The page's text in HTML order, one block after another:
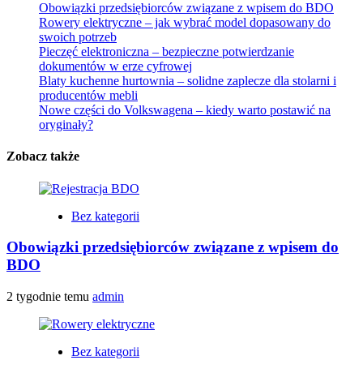
Obowiązki przedsiębiorców związane z wpisem do BDO
Rowery elektryczne – jak wybrać model dopasowany do
swoich potrzeb
Pieczęć elektroniczna – bezpieczne potwierdzanie
dokumentów w erze cyfrowej
Blaty kuchenne hurtownia – solidne zaplecze dla stolarni i
producentów mebli
Nowe części do Volkswagena – kiedy warto postawić na
oryginały?
Zobacz także
Bez kategorii
Obowiązki przedsiębiorców związane z wpisem do
BDO
2 tygodnie temu admin
Bez kategorii